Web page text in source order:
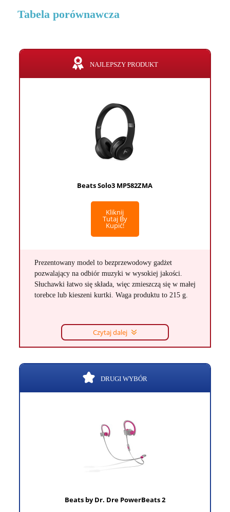
Tabela porównawcza
NAJLEPSZY PRODUKT
Beats Solo3 MP582ZMA
Kliknij
Tutaj By
Kupić!
Prezentowany model to bezprzewodowy gadżet
pozwalający na odbiór muzyki w wysokiej jakości.
Słuchawki łatwo się składa, więc zmieszczą się w małej
torebce lub kieszeni kurtki. Waga produktu to 215 g.
Czytaj dalej
DRUGI WYBÓR
Beats by Dr. Dre PowerBeats 2